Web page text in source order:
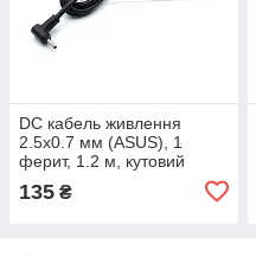
DC кабель живлення
2.5x0.7 мм (ASUS), 1
ферит, 1.2 м, кутовий
135 ₴